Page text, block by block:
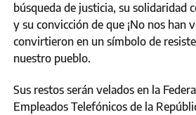
búsqueda de justicia, su solidaridad
y su convicción de que ¡No nos han
convirtieron en un símbolo de
nuestro pueblo.
Sus restos serán velados en la
Empleados Telefónicos de la